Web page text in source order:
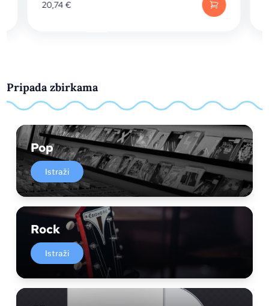
20,74€
Pripada zbirkama
Pop
Istraži
Rock
Istraži